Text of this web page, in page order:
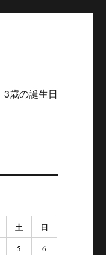
3歳の誕生日
土 日
5
6